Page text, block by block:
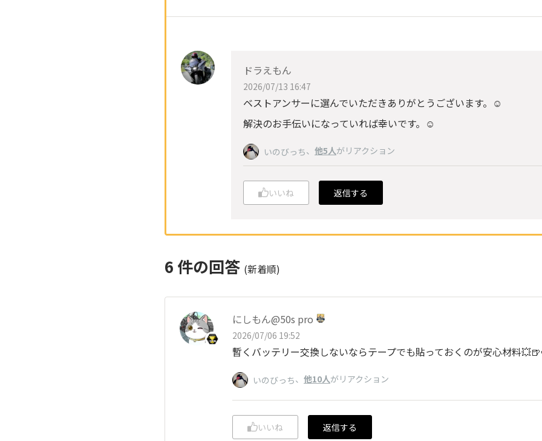
ドラえもん
2026/07/13 16:47
ベストアンサーに選んでいただきありがとうございます。☺️
解決のお手伝いになっていれば幸いです。☺️
いのびっち、 他5人がリアクション
いいね 返信する
6 件の回答 (新着順)
にしもん@50s pro
2026/07/06 19:52
暫くバッテリー交換しないならテープでも貼っておくのが安心材料
いのびっち、 他10人がリアクション
いいね 返信する